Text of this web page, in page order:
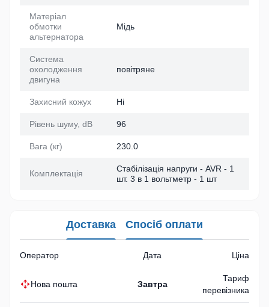
Матеріал
обмотки
альтернатора
Мідь
Система
охолодження
двигуна
повітряне
Захисний кожух Ні
Рівень шуму, dB 96
Вага (кг) 230.0
Комплектація
Стабілізація напруги - AVR - 1
шт. 3 в 1 вольтметр - 1 шт
Доставка Спосіб оплати
Оператор Дата Ціна
Нова пошта Завтра
Тариф
перевізника